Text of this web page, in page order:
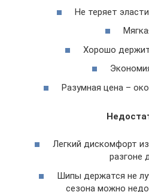
Не теряет
Хорошо
Разумная цена –
Легкий дискомфорт
разгоне
Шипы держатся не
сезона можно